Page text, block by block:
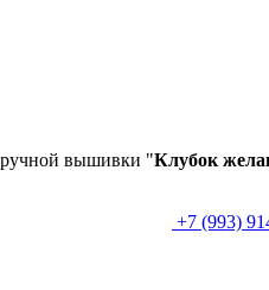
ручной вышивки "Клубок
+7 (993)